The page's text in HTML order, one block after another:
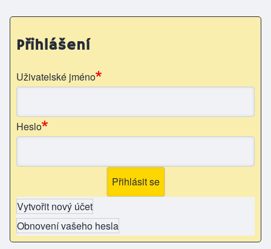
Přihlášení
Uživatelské jméno
Heslo
Vytvořit nový účet
Obnovení vašeho hesla